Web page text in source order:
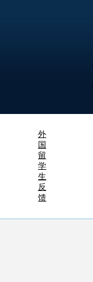
外
国
留
学
生
反
馈